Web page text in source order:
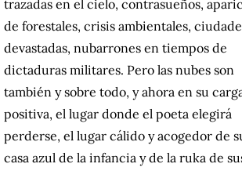
trazadas en el cielo, contrasueños,
de forestales, crisis ambientales,
devastadas, nubarrones en tiempos de
dictaduras militares. Pero las nubes son
también y sobre todo, y ahora en su
positiva, el lugar donde el poeta elegirá
perderse, el lugar cálido y acogedor de
casa azul de la infancia y de la ruka de